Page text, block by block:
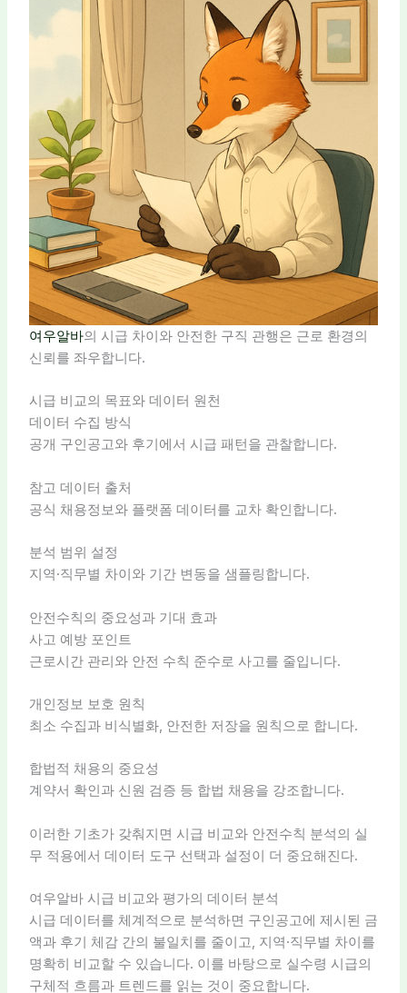
여우알바의 시급 차이와 안전한 구직 관행은 근로 환경의
신뢰를 좌우합니다.
시급 비교의 목표와 데이터 원천
데이터 수집 방식
공개 구인공고와 후기에서 시급 패턴을 관찰합니다.
참고 데이터 출처
공식 채용정보와 플랫폼 데이터를 교차 확인합니다.
분석 범위 설정
지역·직무별 차이와 기간 변동을 샘플링합니다.
안전수칙의 중요성과 기대 효과
사고 예방 포인트
근로시간 관리와 안전 수칙 준수로 사고를 줄입니다.
개인정보 보호 원칙
최소 수집과 비식별화, 안전한 저장을 원칙으로 합니다.
합법적 채용의 중요성
계약서 확인과 신원 검증 등 합법 채용을 강조합니다.
이러한 기초가 갖춰지면 시급 비교와 안전수칙 분석의 실
무 적용에서 데이터 도구 선택과 설정이 더 중요해진다.
여우알바 시급 비교와 평가의 데이터 분석
시급 데이터를 체계적으로 분석하면 구인공고에 제시된 금
액과 후기 체감 간의 불일치를 줄이고, 지역·직무별 차이를
명확히 비교할 수 있습니다. 이를 바탕으로 실수령 시급의
구체적 흐름과 트렌드를 읽는 것이 중요합니다.